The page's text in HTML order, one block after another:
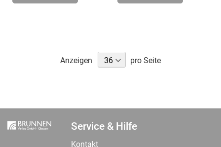
Anzeigen pro Seite
Service & Hilfe
Kontakt